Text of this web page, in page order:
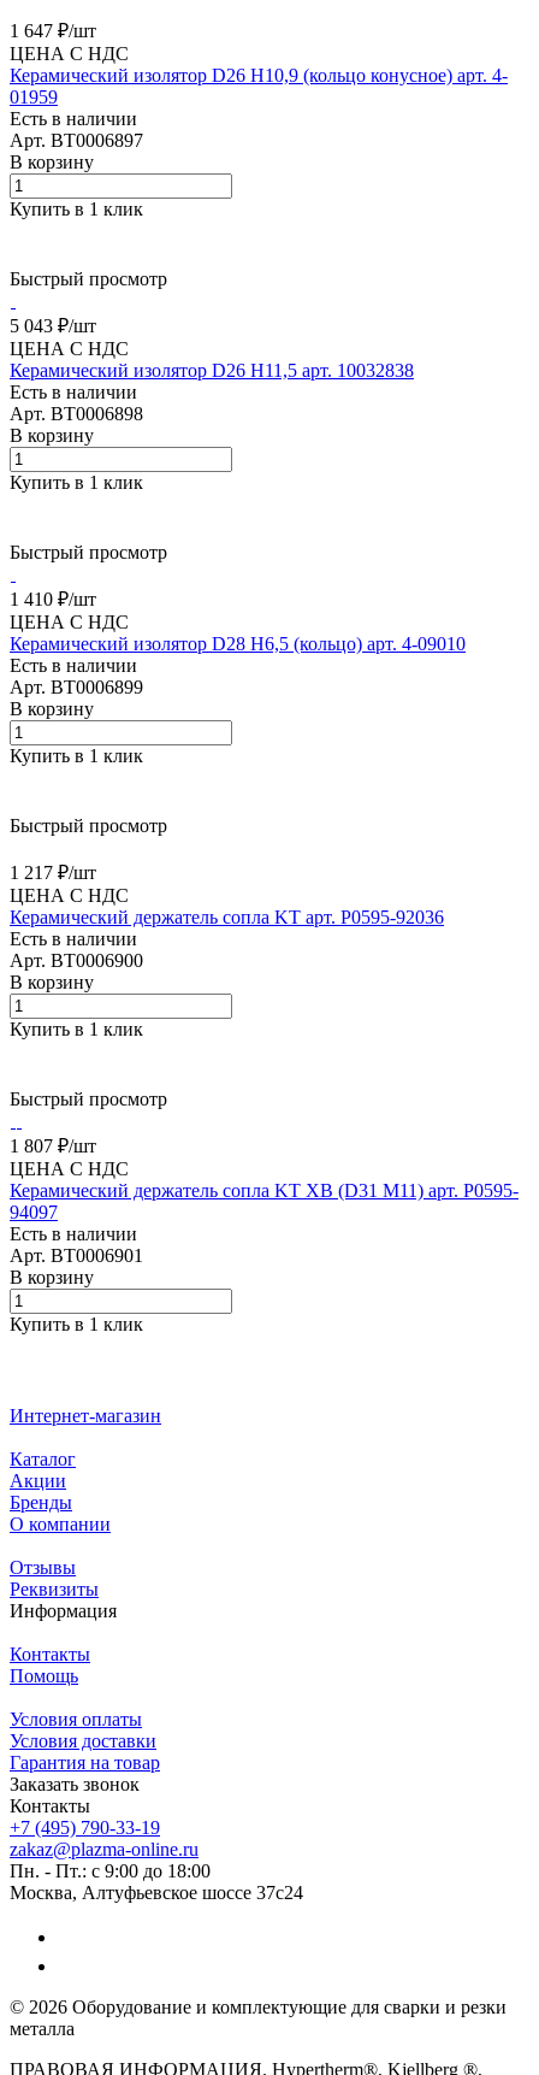
1 647 ₽/шт
ЦЕНА С НДС
Керамический изолятор D26 H10,9 (кольцо конусное) арт. 4-
01959
Есть в наличии
Арт. BT0006897
В корзину
Купить в 1 клик
Быстрый просмотр
5 043 ₽/шт
ЦЕНА С НДС
Керамический изолятор D26 H11,5 арт. 10032838
Есть в наличии
Арт. BT0006898
В корзину
Купить в 1 клик
Быстрый просмотр
1 410 ₽/шт
ЦЕНА С НДС
Керамический изолятор D28 H6,5 (кольцо) арт. 4-09010
Есть в наличии
Арт. BT0006899
В корзину
Купить в 1 клик
Быстрый просмотр
1 217 ₽/шт
ЦЕНА С НДС
Керамический держатель сопла KT арт. P0595-92036
Есть в наличии
Арт. BT0006900
В корзину
Купить в 1 клик
Быстрый просмотр
1 807 ₽/шт
ЦЕНА С НДС
Керамический держатель сопла KT XB (D31 M11) арт. P0595-
94097
Есть в наличии
Арт. BT0006901
В корзину
Купить в 1 клик
Интернет-магазин
Каталог
Акции
Бренды
О компании
Отзывы
Реквизиты
Информация
Контакты
Помощь
Условия оплаты
Условия доставки
Гарантия на товар
Заказать звонок
Контакты
+7 (495) 790-33-19
zakaz@plazma-online.ru
Пн. - Пт.: с 9:00 до 18:00
Москва, Алтуфьевское шоссе 37с24
© 2026 Оборудование и комплектующие для сварки и резки
металла
ПРАВОВАЯ ИНФОРМАЦИЯ. Hypertherm®, Kjellberg ®,